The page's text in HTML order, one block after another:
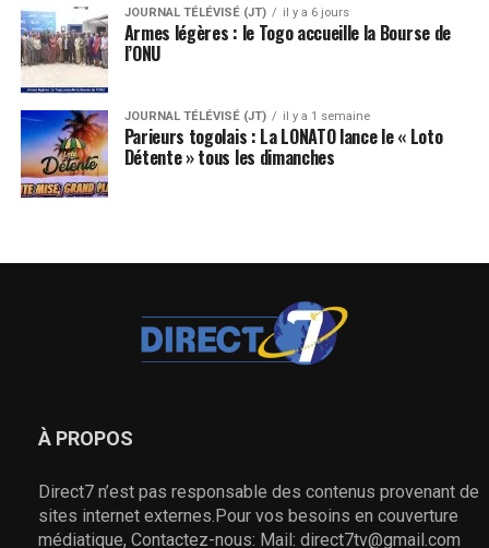
JOURNAL TÉLÉVISÉ (JT) il y a 6 jours
Armes légères : le Togo accueille la Bourse de
l’ONU
JOURNAL TÉLÉVISÉ (JT) il y a 1 semaine
Parieurs togolais : La LONATO lance le « Loto
Détente » tous les dimanches
À PROPOS
Direct7 n’est pas responsable des contenus provenant de
sites internet externes.Pour vos besoins en couverture
médiatique, Contactez-nous: Mail: direct7tv@gmail.com